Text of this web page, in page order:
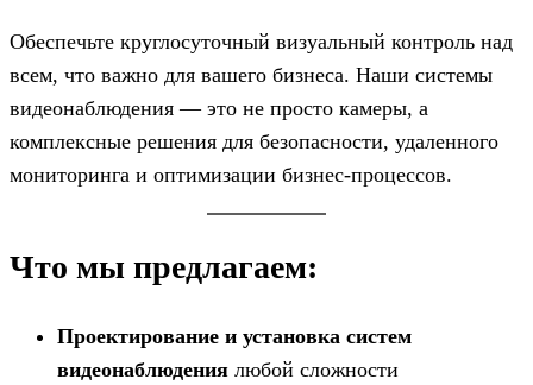
Обеспечьте круглосуточный визуальный контроль над
всем, что важно для вашего бизнеса. Наши системы
видеонаблюдения — это не просто камеры, а
комплексные решения для безопасности, удаленного
мониторинга и оптимизации бизнес-процессов.
Что мы предлагаем:
Проектирование и установка систем
видеонаблюдения любой сложности